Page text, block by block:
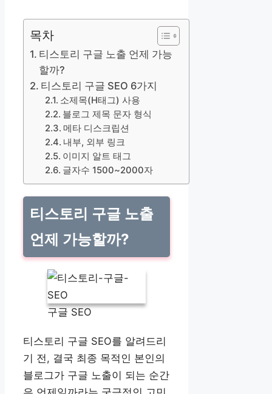
목차
티스토리 구글 노출 언제 가능
할까?
티스토리 구글 SEO 6가지
소제목(H태그) 사용
블로그 제목 문자 형식
메타 디스크립션
내부, 외부 링크
이미지 알트 태그
글자수 1500~2000자
티스토리 구글 노출
언제 가능할까?
구글 SEO
티스토리 구글 SEO를 알려드리
기 전, 결국 최종 목적인 본인의
블로그가 구글 노출이 되는 순간